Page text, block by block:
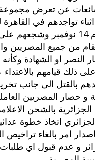
عن تعرض
تواجدهم في
مصر والجزائر يوم 14 نوفمبر
من جميع المصريين
او الشهادة
ذلك قيامهم
بالقتل الى جانب
و حصار المصريين
بالشحن
اتخاذ خطوة
امر بالغاء تراخيص
و عدم قبول اي